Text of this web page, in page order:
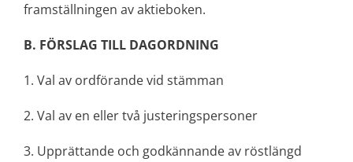
framställningen av aktieboken.
B. FÖRSLAG TILL DAGORDNING
1. Val av ordförande vid stämman
2. Val av en eller två justeringspersoner
3. Upprättande och godkännande av röstlängd